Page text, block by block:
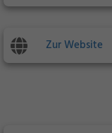
Zur Website